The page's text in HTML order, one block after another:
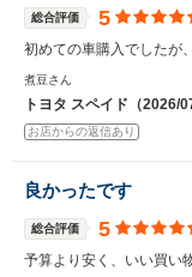
総合評価 5
初めての車購入でしたが
煮豆さん
トヨタ スペイド（2026/
お店からの返信あり
良かったです
総合評価 5
予算より安く、いい買い